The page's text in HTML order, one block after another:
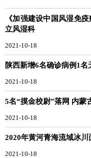
《加强建设中国风湿免
立风湿科
2021-10-18
陕西新增6名确诊病例1
2021-10-18
5名“摸金校尉”落网 内蒙
2021-10-18
2020年黄河青海流域冰
2021-10-18